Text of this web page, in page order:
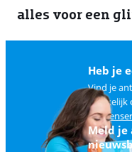
alles voor een
Heb je
Vind je
makkelijk
Meld je